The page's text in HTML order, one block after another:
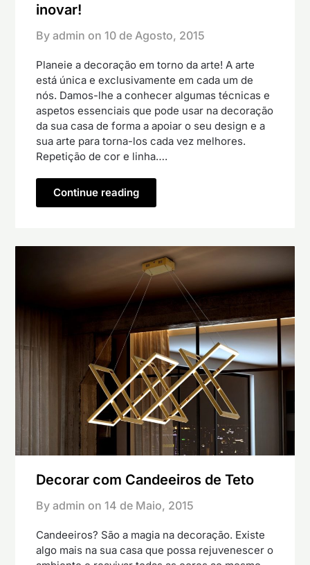
inovar!
By admin on 10 de Agosto, 2015
Planeie a decoração em torno da arte! A arte
está única e exclusivamente em cada um de
nós. Damos-lhe a conhecer algumas técnicas e
aspetos essenciais que pode usar na decoração
da sua casa de forma a apoiar o seu design e a
sua arte para torna-los cada vez melhores.
Repetição de cor e linha….
Continue reading
Decorar com Candeeiros de Teto
By admin on 14 de Maio, 2015
Candeeiros? São a magia na decoração. Existe
algo mais na sua casa que possa rejuvenescer o